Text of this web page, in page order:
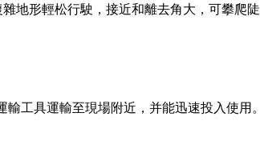
復雜地形輕松行駛，接近和離去角大，可攀爬陡
輸工具運輸至現場附近，并能迅速投入使用。